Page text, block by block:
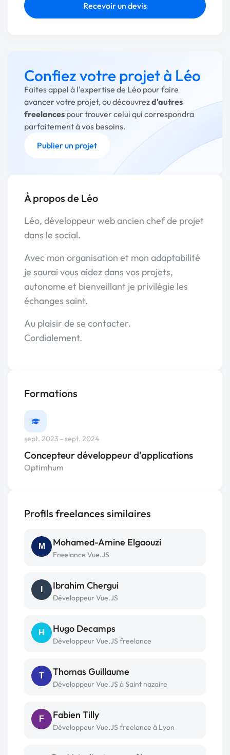
Recevoir un devis
Confiez votre projet à Léo
Faites appel à l'expertise de Léo pour faire
avancer votre projet, ou découvrezd'autres
freelances pour trouver celui qui correspondra
parfaitement à vos besoins.
Publier un projet
À propos de Léo
Léo, développeur web ancien chef de projet
dans le social.
Avec mon organisation et mon adaptabilité
je saurai vous aidez dans vos projets,
autonome et bienveillant je privilégie les
échanges saint.
Au plaisir de se contacter.
Cordialement.
Formations
sept. 2023 - sept. 2024
Concepteur développeur d'applications
Optimhum
Profils freelances similaires
M Mohamed-Amine Elgaouzi
Freelance Vue.JS
Ibrahim Chergui
Développeur Vue.JS
H Hugo Decamps
Développeur Vue.JS freelance
T Thomas Guillaume
Développeur Vue.JS à Saint nazaire
F Fabien Tilly
Développeur Vue.JS freelance à Lyon